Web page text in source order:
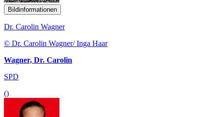
Bildinformationen
Dr. Carolin Wagner
© Dr. Carolin Wagner/ Inga Haar
Wagner, Dr. Carolin
SPD
()